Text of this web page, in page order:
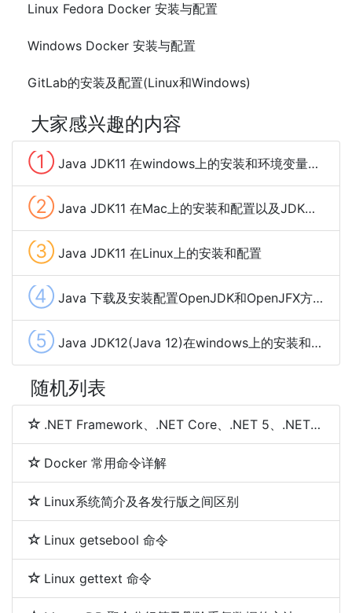
Linux Fedora Docker 安装与配置
Windows Docker 安装与配置
GitLab的安装及配置(Linux和Windows)
大家感兴趣的内容
① Java JDK11 在windows上的安装和环境变量配置
② Java JDK11 在Mac上的安装和配置以及JDK多个版本之间切换
③ Java JDK11 在Linux上的安装和配置
④ Java 下载及安装配置OpenJDK和OpenJFX方法步骤
⑤ Java JDK12(Java 12)在windows上的安装和环境变量配置
随机列表
.NET Framework、.NET Core、.NET 5、.NET 6和.NET 7 简介及区别
Docker 常用命令详解
Linux系统简介及各发行版之间区别
Linux getsebool 命令
Linux gettext 命令